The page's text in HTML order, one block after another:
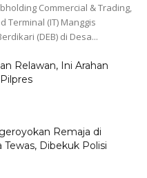
Commercial & Trading,
Terminal (IT) Manggis
(DEB) di Desa...
Relawan, Ini Arahan
Remaja di
Dibekuk Polisi